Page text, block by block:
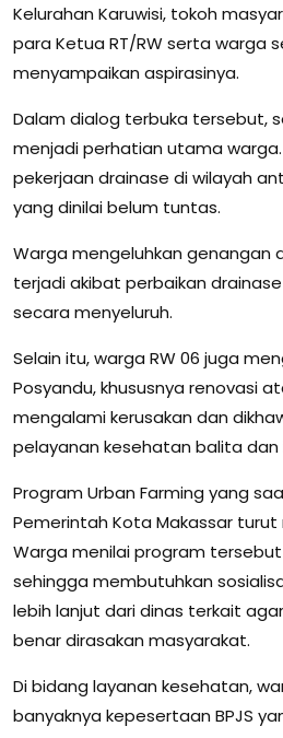
Kelurahan Karuwisi, tokoh
para Ketua RT/RW serta warga
menyampaikan aspirasinya.
Dalam dialog terbuka tersebut,
menjadi perhatian utama
pekerjaan drainase di wilayah
yang dinilai belum tuntas.
Warga mengeluhkan genangan
terjadi akibat perbaikan
secara menyeluruh.
Selain itu, warga RW 06 juga
Posyandu, khususnya renovasi
mengalami kerusakan dan
pelayanan kesehatan balita dan
Program Urban Farming yang
Pemerintah Kota Makassar
Warga menilai program
sehingga membutuhkan
lebih lanjut dari dinas terkait
benar dirasakan masyarakat.
Di bidang layanan kesehatan,
banyaknya kepesertaan BPJS